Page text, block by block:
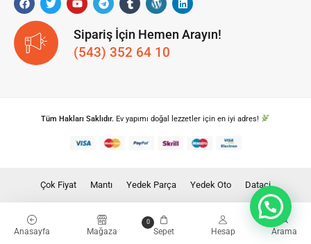
Sipariş İçin Hemen Arayın!
(543) 352 64 10
Tüm Hakları Saklıdır. Ev yapımı doğal lezzetler için en iyi adres!
Anasayfa Mağaza
0
Sepet Hesap Arama
Çok Fiyat Mantı Yedek Parça Yedek Oto Dataci